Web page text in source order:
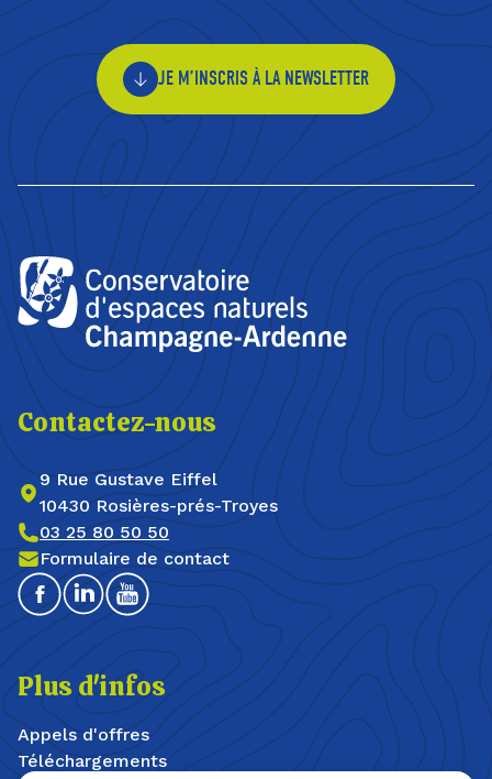
JE M’INSCRIS À LA NEWSLETTER
Contactez-nous
9 Rue Gustave Eiffel
10430 Rosières-prés-Troyes
03 25 80 50 50
Formulaire de contact
FacebookLinkedinYoutube
Plus d'infos
Appels d'offres
Téléchargements